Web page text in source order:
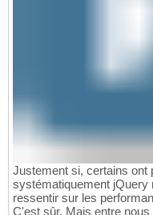
Justement si, certains ont
systématiquement jQuery
ressentir sur les
C'est sûr. Mais entre